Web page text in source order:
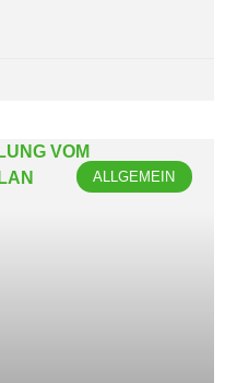
ALLGEMEIN